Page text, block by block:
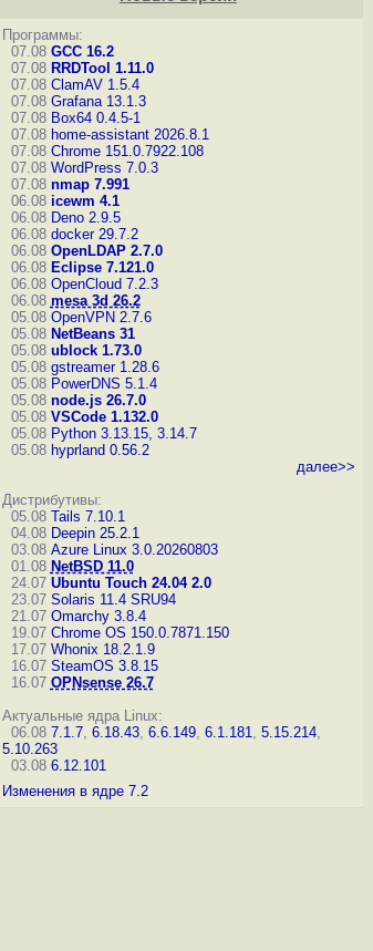
Программы:
07.08 GCC 16.2
07.08 RRDTool 1.11.0
07.08 ClamAV 1.5.4
07.08 Grafana 13.1.3
07.08 Box64 0.4.5-1
07.08 home-assistant 2026.8.1
07.08 Chrome 151.0.7922.108
07.08 WordPress 7.0.3
07.08 nmap 7.991
06.08 icewm 4.1
06.08 Deno 2.9.5
06.08 docker 29.7.2
06.08 OpenLDAP 2.7.0
06.08 Eclipse 7.121.0
06.08 OpenCloud 7.2.3
06.08 mesa 3d 26.2
05.08 OpenVPN 2.7.6
05.08 NetBeans 31
05.08 ublock 1.73.0
05.08 gstreamer 1.28.6
05.08 PowerDNS 5.1.4
05.08 node.js 26.7.0
05.08 VSCode 1.132.0
05.08 Python 3.13.15, 3.14.7
05.08 hyprland 0.56.2
далее>>
Дистрибутивы:
05.08 Tails 7.10.1
04.08 Deepin 25.2.1
03.08 Azure Linux 3.0.20260803
01.08 NetBSD 11.0
24.07 Ubuntu Touch 24.04 2.0
23.07 Solaris 11.4 SRU94
21.07 Omarchy 3.8.4
19.07 Chrome OS 150.0.7871.150
17.07 Whonix 18.2.1.9
16.07 SteamOS 3.8.15
16.07 OPNsense 26.7
Актуальные ядра Linux:
06.08 7.1.7, 6.18.43, 6.6.149, 6.1.181, 5.15.214,
5.10.263
03.08 6.12.101
Изменения в ядре 7.2